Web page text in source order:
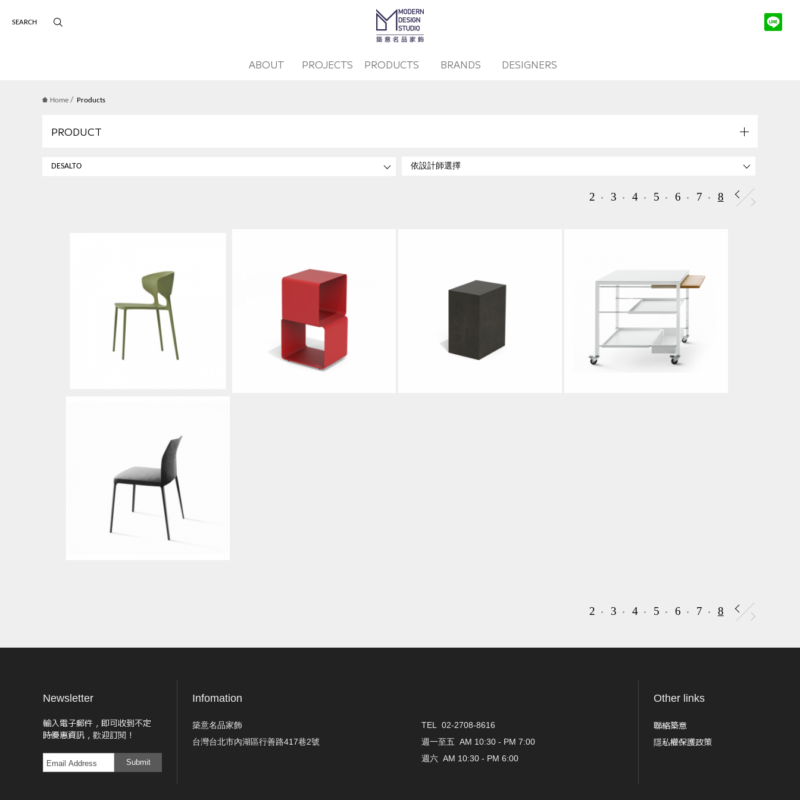
ABOUT PROJECTS PRODUCTS BRANDS DESIGNERS
Home / Products
PRODUCT
2 3 4 5 6 7 8
2 3 4 5 6 7 8
Newsletter
輸入電子郵件，即可收到不定
時優惠資訊，歡迎訂閱！
Submit
Infomation
築意名品家飾
台灣台北市內湖區行善路417巷2號
TEL 02-2708-8616
週一至五 AM 10:30 - PM 7:00
週六 AM 10:30 - PM 6:00
Other links
聯絡築意
隱私權保護政策
版權宣告